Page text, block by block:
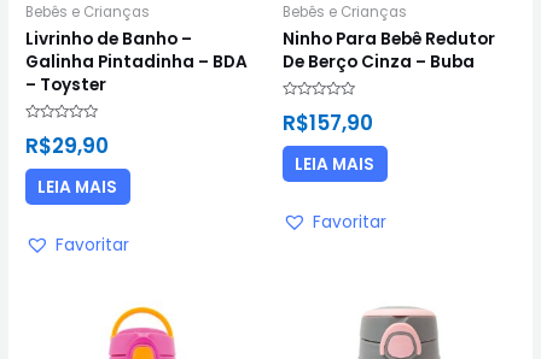
Bebês e Crianças
Livrinho de Banho –
Galinha Pintadinha – BDA
– Toyster
0
5
R$29,90
LEIA MAIS
Favoritar
Bebês e Crianças
Ninho Para Bebê Redutor
De Berço Cinza – Buba
0
5
R$157,90
LEIA MAIS
Favoritar